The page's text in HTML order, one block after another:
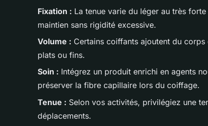
Fixation : La tenue varie du léger au très
maintien sans rigidité excessive.
Volume : Certains coiffants ajoutent du
plats ou fins.
Soin : Intégrez un produit enrichi en agents
préserver la fibre capillaire lors du coiffage.
Tenue : Selon vos activités, privilégiez une
déplacements.